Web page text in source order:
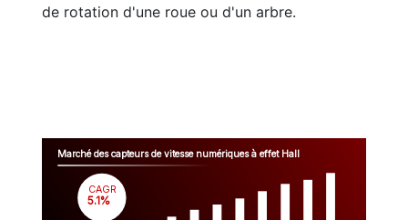
de rotation d'une roue ou d'un arbre.
Marché des capteurs de vitesse numériques à effet Hall
CAGR
5.1%